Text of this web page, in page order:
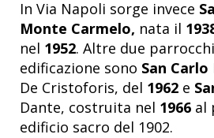
In Via Napoli sorge invece
Monte Carmelo, nata il
nel 1952. Altre due
edificazione sono San
De Cristoforis, del 1962 e
Dante, costruita nel 1966 al
edificio sacro del 1902.